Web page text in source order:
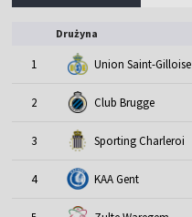
Drużyna
1 Union Saint-Gilloise
2 Club Brugge
3 Sporting Charleroi
4 KAA Gent